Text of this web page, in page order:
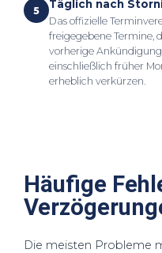
5 Täglich nach
Das offizielle
freigegebene Termine,
vorherige
einschließlich früher
erheblich verkürzen.
Häufige
Die meisten Probleme